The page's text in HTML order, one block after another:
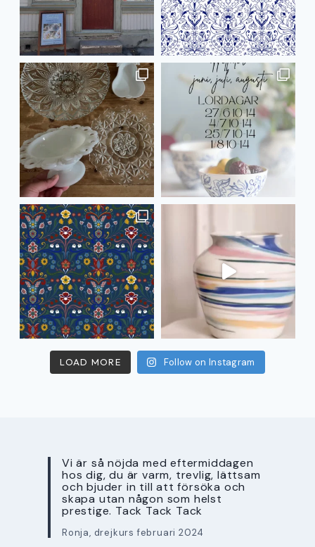
LOAD MORE Follow on Instagram
Vi är så nöjda med eftermiddagen
hos dig, du är varm, trevlig, lättsam
och bjuder in till att försöka och
skapa utan någon som helst
prestige. Tack Tack Tack
Ronja, drejkurs februari 2024